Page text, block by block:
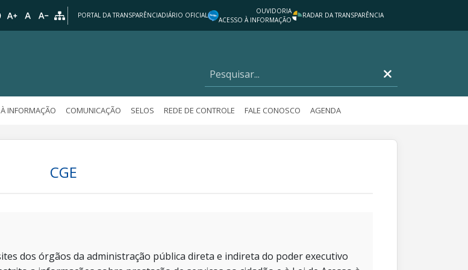
PORTAL DA TRANSPARÊNCIADIÁRIO OFICIAL
OUVIDORIA
ACESSO À INFORMAÇÃO
RADAR DA TRANSPARÊNCIA
INFORMAÇÃO COMUNICAÇÃO SELOS REDE DE CONTROLE FALE CONOSCO AGENDA
CGE
dos órgãos da administração pública direta e indireta do poder executivo